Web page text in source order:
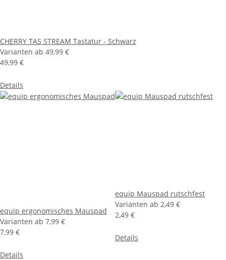
CHERRY TAS STREAM Tastatur - Schwarz
Varianten ab 49,99 €
49,99 €
Details
equip ergonomisches Mauspad
Varianten ab 7,99 €
7,99 €
Details
equip Mauspad rutschfest
Varianten ab 2,49 €
2,49 €
Details